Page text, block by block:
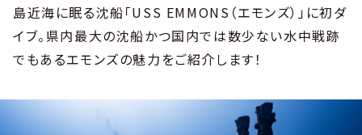
島近海に眠る沈船「USS EMMONS（エモンズ）」に初ダ
イブ。県内最大の沈船かつ国内では数少ない水中戦跡
でもあるエモンズの魅力をご紹介します！